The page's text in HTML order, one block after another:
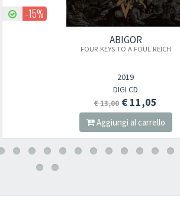
FOUR KEYS TO A FOUL REICH
Aggiungi al carrello